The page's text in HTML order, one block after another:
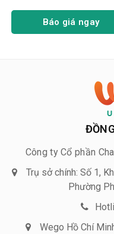
Báo giá ngay
Công ty Cổ phần
Trụ sở chính: Số 1,
Phường
Wego Hồ Chí